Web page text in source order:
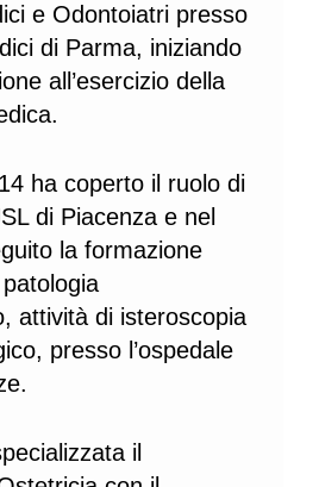
e Odontoiatri presso
di Parma, iniziando
all’esercizio della
ha coperto il ruolo di
di Piacenza e nel
la formazione
attività di isteroscopia
presso l’ospedale
il